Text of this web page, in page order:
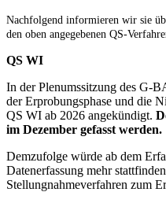
Nachfolgend informieren wir sie
den oben angegebenen QS-
QS WI
In der Plenumssitzung des G-
der Erprobungsphase und die
QS WI ab 2026 angekündigt.
im Dezember gefasst werden.
Demzufolge würde ab dem
Datenerfassung mehr
Stellungnahmeverfahren zum